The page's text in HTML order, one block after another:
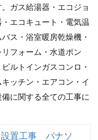
ガス給湯器・エコジョ
エコキュート・電気温
ス・浴室暖房乾燥機・
フォーム・水道ポン
ルトインガスコンロ・
ッチン・エアコン・イ
に関する全ての工事に
置工事 パナソ